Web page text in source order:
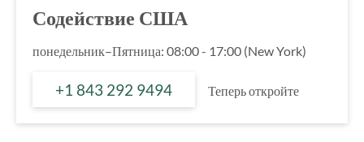
Содействие США
понедельник–Пятница: 08:00 - 17:00 (New York)
+1 843 292 9494 Теперь откройте